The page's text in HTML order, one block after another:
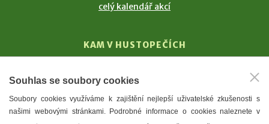
celý kalendář akcí
KAM V HUSTOPEČÍCH
T. G. Masaryk
Mandloně
Ubytování
Souhlas se soubory cookies
Soubory cookies využíváme k zajištění nejlepší uživatelské zkušenosti s
našimi webovými stránkami. Podrobné informace o cookies naleznete v